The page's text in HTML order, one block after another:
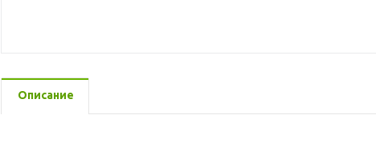
Описание